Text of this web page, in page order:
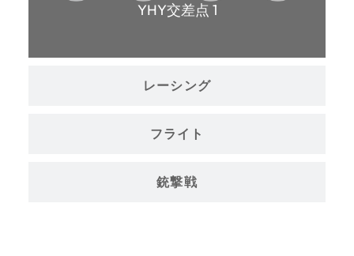
レーシング
フライト
銃撃戦
YHY交差点 1